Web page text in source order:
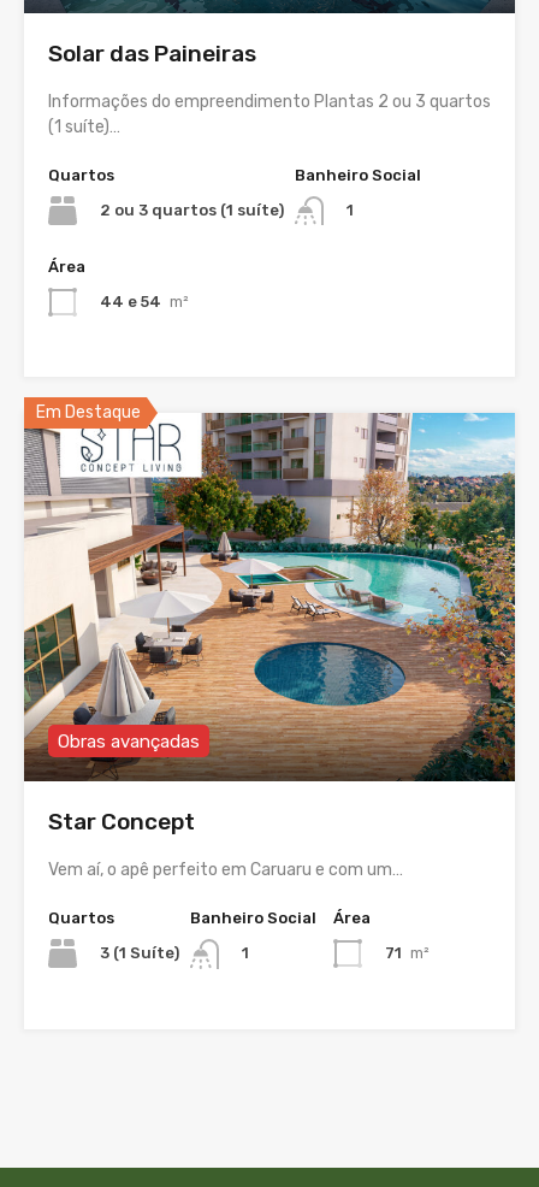
Solar das Paineiras
Informações do empreendimento Plantas 2 ou 3 quartos
(1 suíte)…
Quartos
2 ou 3 quartos (1 suíte)
Banheiro Social
1
Área
44 e 54 m²
Em Destaque
Obras avançadas
Star Concept
Vem aí, o apê perfeito em Caruaru e com um…
Quartos
3 (1 Suíte)
Banheiro Social
1
Área
71 m²